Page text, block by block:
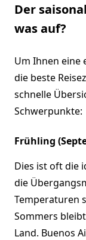
Der
was auf?
Um Ihnen eine
die beste
schnelle
Schwerpunkte:
Frühling
Dies ist oft die
die
Temperaturen
Sommers
Land. Buenos